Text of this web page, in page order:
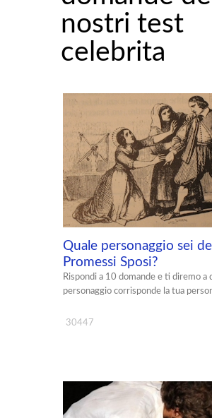
nostri test
celebrita
Quale personaggio sei
Promessi Sposi?
Rispondi a 10 domande e ti diremo a
personaggio corrisponde la tua
30447